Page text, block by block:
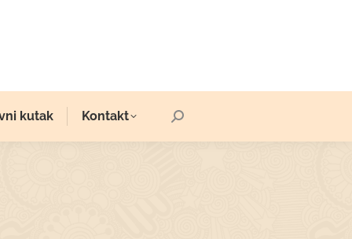
kutak Kontakt Search: